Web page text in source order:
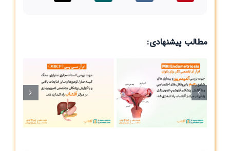
مطالب پیشنهادی:
ام آر آی
تخصصی لگن
برای بانوان در
آفتاب راه
اندازی شد